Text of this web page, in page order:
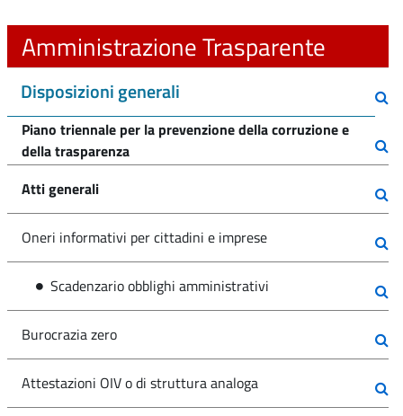
Amministrazione Trasparente
Disposizioni generali
Piano triennale per la prevenzione della corruzione e
della trasparenza
Atti generali
Oneri informativi per cittadini e imprese
Scadenzario obblighi amministrativi
Burocrazia zero
Attestazioni OIV o di struttura analoga